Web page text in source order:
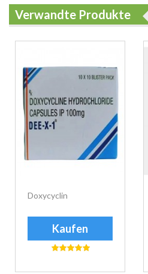
Verwandte Produkte
Doxycyclin
Kaufen